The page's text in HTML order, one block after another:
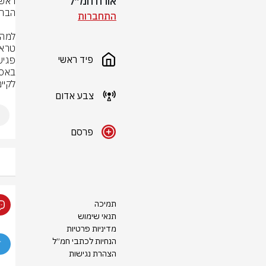
התחברות
פיד ראשי
צבע אדום
פרסם
תמיכה
תנאי שימוש
מדיניות פרטיות
הנחיות לכתבי חמ״ל
הצהרת נגישות